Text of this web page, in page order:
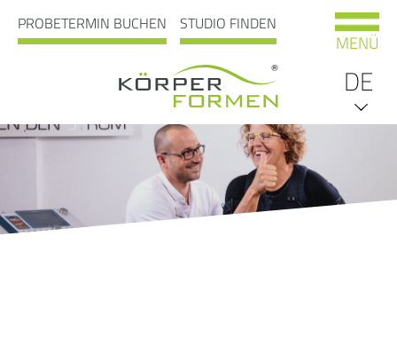
PROBETERMIN BUCHEN STUDIO FINDEN
DE
MENÜ